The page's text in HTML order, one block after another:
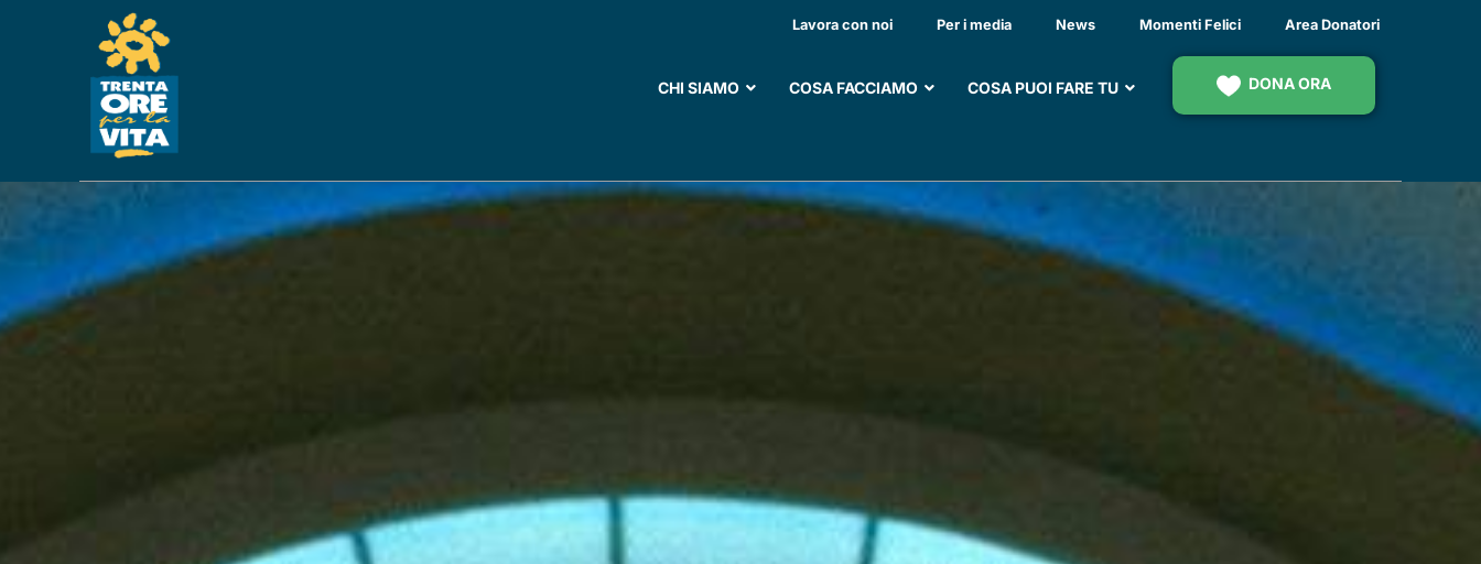
Lavora con noi Per i media News Momenti Felici Area Donatori
CHI SIAMO COSA FACCIAMO COSA PUOI FARE TU DONA ORA
APERTURA DEI REPARTI DI EMATOLOGIA NEI MESI ESTIVI